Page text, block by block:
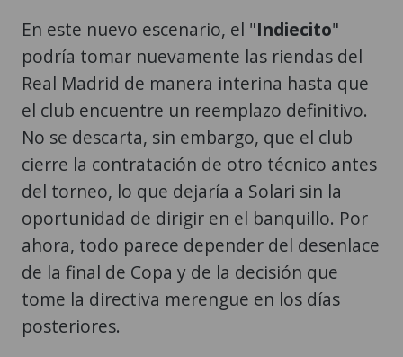
En este nuevo escenario, el "Indiecito"
podría tomar nuevamente las riendas del
Real Madrid de manera interina hasta que
el club encuentre un reemplazo definitivo.
No se descarta, sin embargo, que el club
cierre la contratación de otro técnico antes
del torneo, lo que dejaría a Solari sin la
oportunidad de dirigir en el banquillo. Por
ahora, todo parece depender del desenlace
de la final de Copa y de la decisión que
tome la directiva merengue en los días
posteriores.